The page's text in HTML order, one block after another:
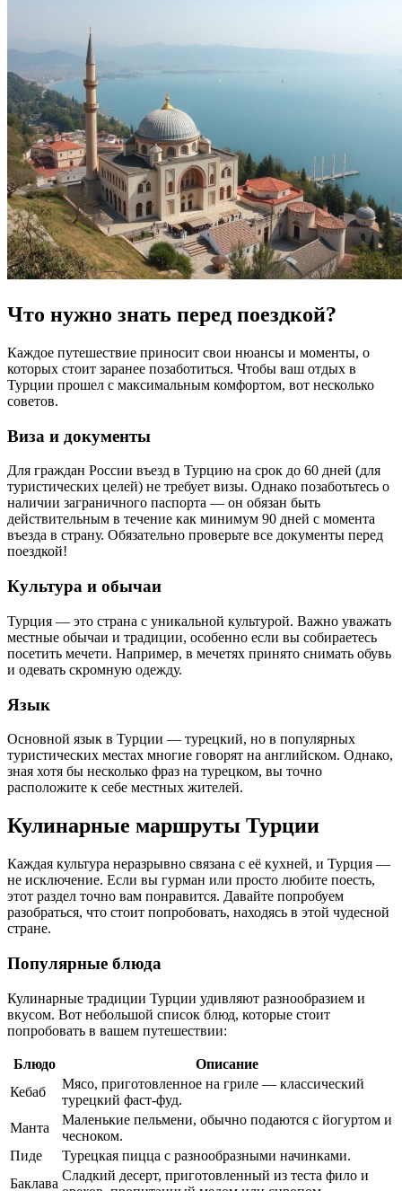
Что нужно знать перед поездкой?
Каждое путешествие приносит свои нюансы и моменты, о
которых стоит заранее позаботиться. Чтобы ваш отдых в
Турции прошел с максимальным комфортом, вот несколько
советов.
Виза и документы
Для граждан России въезд в Турцию на срок до 60 дней (для
туристических целей) не требует визы. Однако позаботьтесь о
наличии заграничного паспорта — он обязан быть
действительным в течение как минимум 90 дней с момента
въезда в страну. Обязательно проверьте все документы перед
поездкой!
Культура и обычаи
Турция — это страна с уникальной культурой. Важно уважать
местные обычаи и традиции, особенно если вы собираетесь
посетить мечети. Например, в мечетях принято снимать обувь
и одевать скромную одежду.
Язык
Основной язык в Турции — турецкий, но в популярных
туристических местах многие говорят на английском. Однако,
зная хотя бы несколько фраз на турецком, вы точно
расположите к себе местных жителей.
Кулинарные маршруты Турции
Каждая культура неразрывно связана с её кухней, и Турция —
не исключение. Если вы гурман или просто любите поесть,
этот раздел точно вам понравится. Давайте попробуем
разобраться, что стоит попробовать, находясь в этой чудесной
стране.
Популярные блюда
Кулинарные традиции Турции удивляют разнообразием и
вкусом. Вот небольшой список блюд, которые стоит
попробовать в вашем путешествии:
Блюдо
Описание
Кебаб
Мясо, приготовленное на гриле — классический
турецкий фаст-фуд.
Манта
Маленькие пельмени, обычно подаются с йогуртом и
чесноком.
Пиде
Турецкая пицца с разнообразными начинками.
Баклава
Сладкий десерт, приготовленный из теста фило и